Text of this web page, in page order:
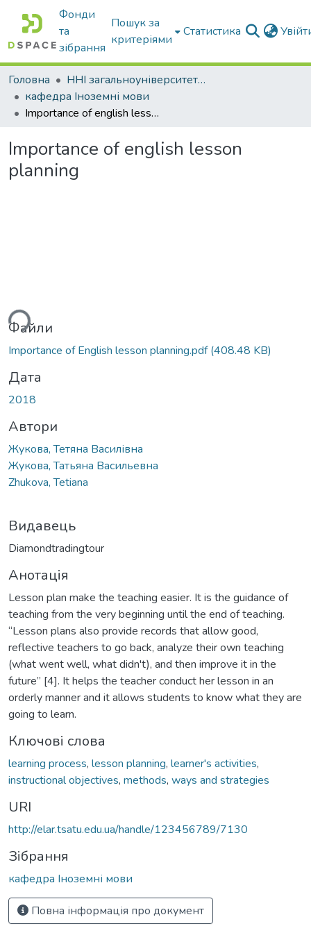
Фонди
та
зібрання
Пошук за
критеріями
Статистика
Головна
ННІ загальноуніверситетської підготовки
кафедра Іноземні мови
Importance of english lesson planning
Importance of english lesson
planning
Файли
Importance of English lesson planning.pdf(408.48 KB)
Дата
2018
Автори
Жукова, Тетяна Василівна
Жукова, Татьяна Васильевна
Zhukova, Tetiana
Видавець
Diamondtradingtour
Анотація
Lesson plan make the teaching easier. It is the guidance of
teaching from the very beginning until the end of teaching.
“Lesson plans also provide records that allow good,
reflective teachers to go back, analyze their own teaching
(what went well, what didn't), and then improve it in the
future” [4]. It helps the teacher conduct her lesson in an
orderly manner and it allows students to know what they are
going to learn.
Ключові слова
learning process, lesson planning, learner's activities,
instructional objectives, methods, ways and strategies
URI
http://elar.tsatu.edu.ua/handle/123456789/7130
Зібрання
кафедра Іноземні мови
Повна інформація про документ